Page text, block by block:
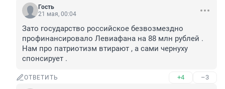
Гость
21 мая, 00:04
Зато государство российское безвозмездно
профинансировало Левиафана на 88 млн рублей .
Нам про патриотизм втирают , а сами чернуху
спонсирует .
ОТВЕТИТЬ +4 –3